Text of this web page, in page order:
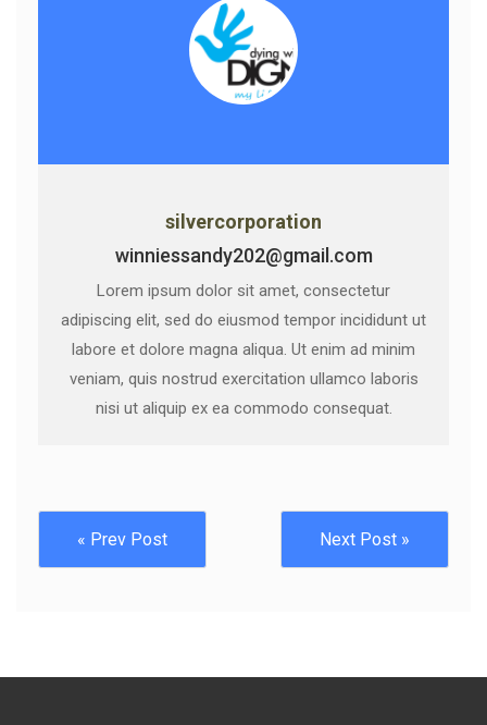
silvercorporation
winniessandy202@gmail.com
Lorem ipsum dolor sit amet, consectetur
adipiscing elit, sed do eiusmod tempor incididunt ut
labore et dolore magna aliqua. Ut enim ad minim
veniam, quis nostrud exercitation ullamco laboris
nisi ut aliquip ex ea commodo consequat.
« Prev Post Next Post »